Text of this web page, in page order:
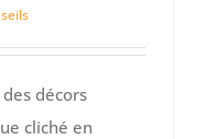
décors
cliché en